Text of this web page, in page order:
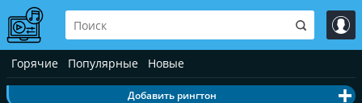
Горячие Популярные Новые
Добавить рингтон